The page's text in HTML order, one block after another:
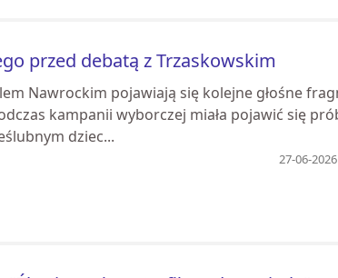
przed debatą z Trzaskowskim
Nawrockim pojawiają się kolejne głośne
kampanii wyborczej miała pojawić się
dziec...
27-06-